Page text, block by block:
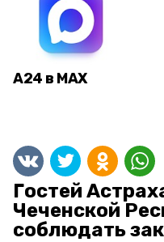
А24 в MAX
Гостей
Чеченской
соблюдать